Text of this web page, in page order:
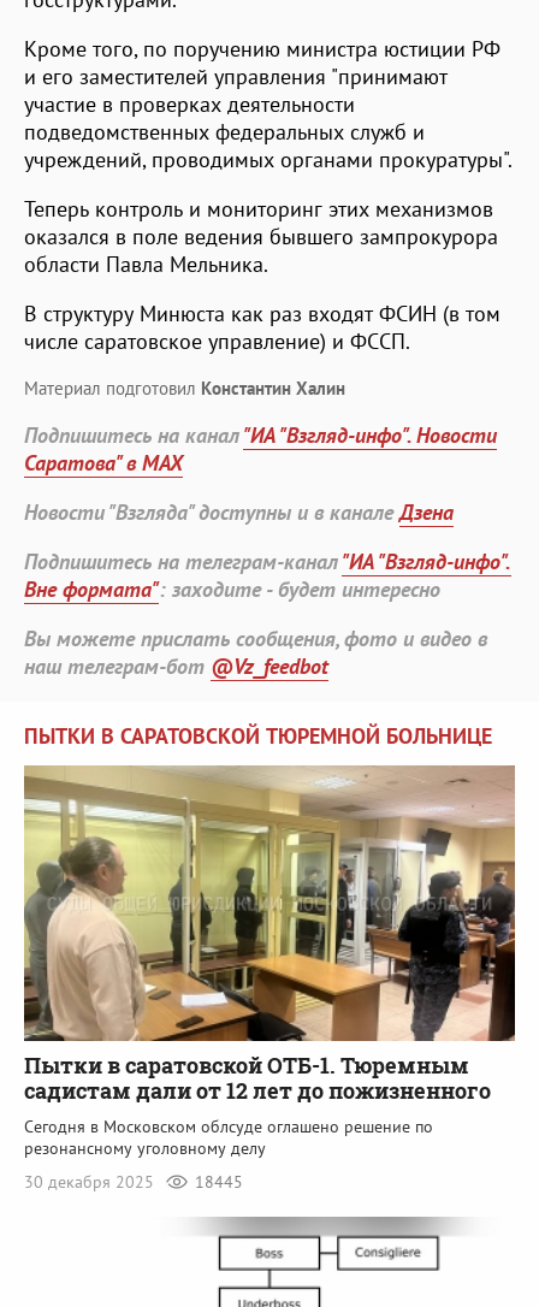
Кроме того, по поручению министра юстиции РФ
и его заместителей управления "принимают
участие в проверках деятельности
подведомственных федеральных служб и
учреждений, проводимых органами прокуратуры".
Теперь контроль и мониторинг этих механизмов
оказался в поле ведения бывшего зампрокурора
области Павла Мельника.
В структуру Минюста как раз входят ФСИН (в том
числе саратовское управление) и ФССП.
Материал подготовил Константин Халин
Подпишитесь на канал"ИА "Взгляд-инфо". Новости
Саратова" в MAX
Новости "Взгляда" доступны и в каналеДзена
Подпишитесь на телеграм-канал"ИА "Взгляд-инфо".
Вне формата": заходите - будет интересно
Вы можете прислать сообщения, фото и видео в
наш телеграм-бот @Vz_feedbot
ПЫТКИ В САРАТОВСКОЙ ТЮРЕМНОЙ БОЛЬНИЦЕ
Пытки в саратовской ОТБ-1. Тюремным
садистам дали от 12 лет до пожизненного
Сегодня в Московском облсуде оглашено решение по
резонансному уголовному делу
30 декабря 2025
18445